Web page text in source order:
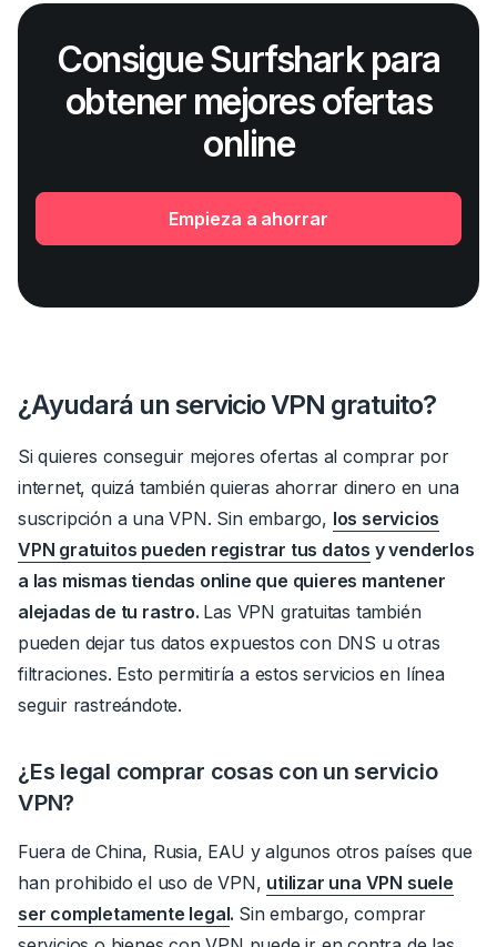
Consigue Surfshark para
obtener mejores ofertas
online
Empieza a ahorrar
¿Ayudará un servicio VPN gratuito?
Si quieres conseguir mejores ofertas al comprar por
internet, quizá también quieras ahorrar dinero en una
suscripción a una VPN. Sin embargo, los servicios
VPN gratuitos pueden registrar tus datos y venderlos
a las mismas tiendas online que quieres mantener
alejadas de tu rastro. Las VPN gratuitas también
pueden dejar tus datos expuestos con DNS u otras
filtraciones. Esto permitiría a estos servicios en línea
seguir rastreándote.
¿Es legal comprar cosas con un servicio
VPN?
Fuera de China, Rusia, EAU y algunos otros países que
han prohibido el uso de VPN, utilizar una VPN suele
ser completamente legal. Sin embargo, comprar